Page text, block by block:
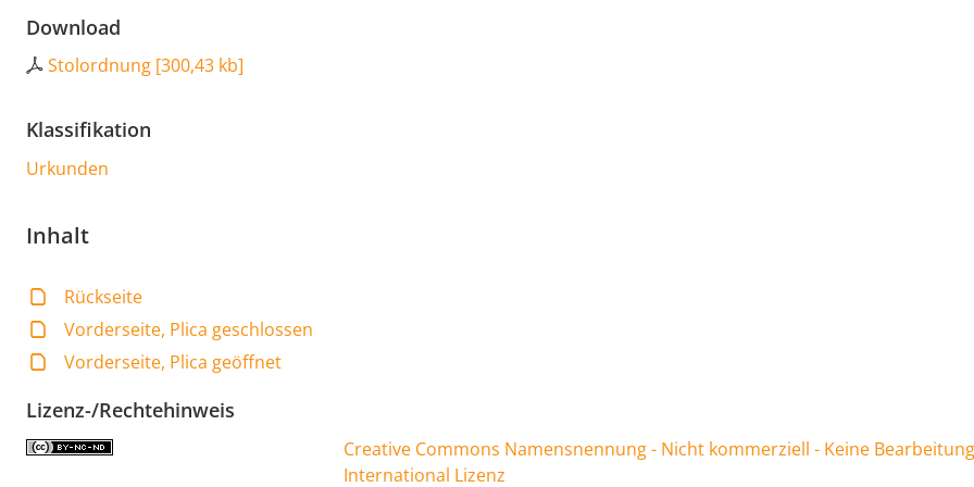
Download
Stolordnung [300,43 kb]
Klassifikation
Urkunden
Inhalt
Rückseite
Vorderseite, Plica geschlossen
Vorderseite, Plica geöffnet
Lizenz-/Rechtehinweis
Creative Commons Namensnennung - Nicht kommerziell - Keine
International Lizenz